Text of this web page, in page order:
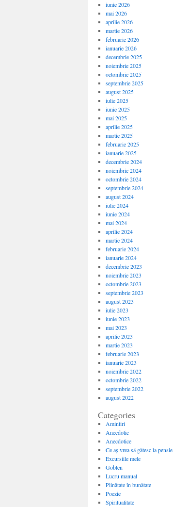
iunie 2026
mai 2026
aprilie 2026
martie 2026
februarie 2026
ianuarie 2026
decembrie 2025
noiembrie 2025
octombrie 2025
septembrie 2025
august 2025
iulie 2025
iunie 2025
mai 2025
aprilie 2025
martie 2025
februarie 2025
ianuarie 2025
decembrie 2024
noiembrie 2024
octombrie 2024
septembrie 2024
august 2024
iulie 2024
iunie 2024
mai 2024
aprilie 2024
martie 2024
februarie 2024
ianuarie 2024
decembrie 2023
noiembrie 2023
octombrie 2023
septembrie 2023
august 2023
iulie 2023
iunie 2023
mai 2023
aprilie 2023
martie 2023
februarie 2023
ianuarie 2023
noiembrie 2022
octombrie 2022
septembrie 2022
august 2022
Categories
Amintiri
Anecdotic
Anecdotice
Ce aș vrea să gătesc la pensie
Excursiile mele
Goblen
Lucru manual
Plinătate în bunătate
Poezie
Spiritualitate